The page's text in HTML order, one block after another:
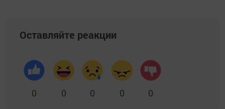
Оставляйте реакции
0 0 0 0 0